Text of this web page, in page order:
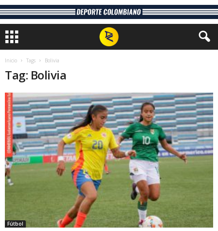
Inicio Tags Bolivia
Tag: Bolivia
Fútbol